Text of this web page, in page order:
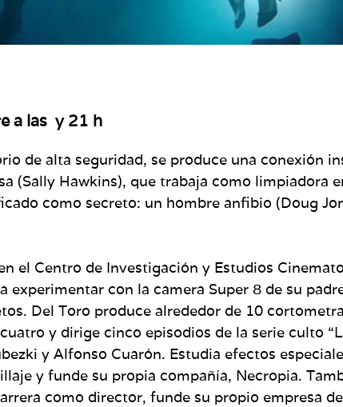
a las y 21 h
de alta seguridad, se produce una conexión
(Sally Hawkins), que trabaja como limpiadora
como secreto: un hombre anfibio (Doug
el Centro de Investigación y Estudios
experimentar con la camera Super 8 de su
Del Toro produce alrededor de 10
y dirige cinco episodios de la serie culto
y Alfonso Cuarón. Estudia efectos
y funde su propia compañía, Necropia.
como director, funde su propio empresa